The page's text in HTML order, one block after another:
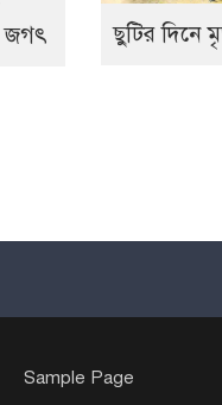
জগৎ
ছুটির দিনে
Sample Page